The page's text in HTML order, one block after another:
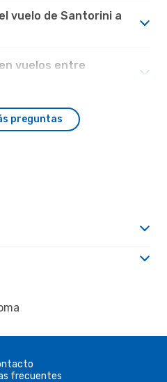
vuelo de Santorini a
vuelos entre
preguntas
frecuentes